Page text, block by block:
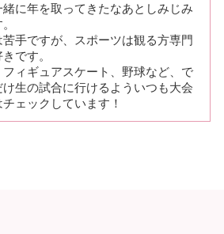
緒に年を取ってきたなあとしみじみ
苦手ですが、スポーツは観る方専門
です。
フィギュアスケート、野球など、で
け生の試合に行けるよういつも大会
ェックしています！